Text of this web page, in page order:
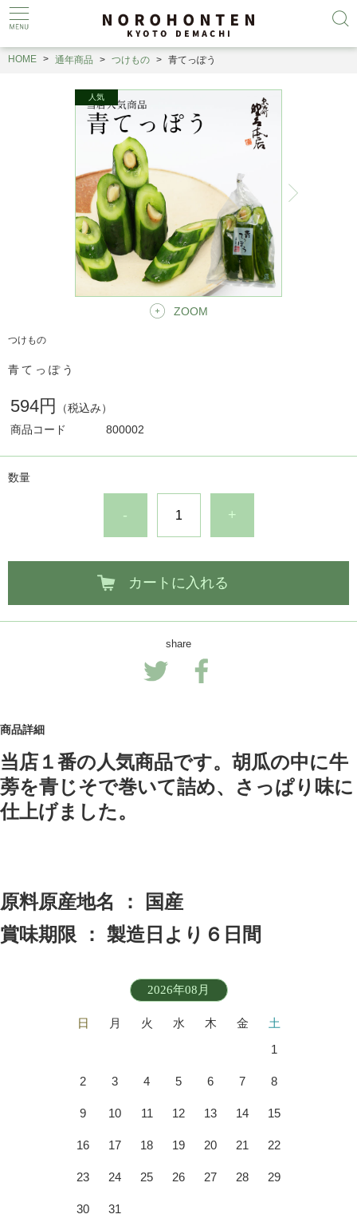
HOME 通年商品 つけもの 青てっぽう
ZOOM
つけもの
青てっぽう
594円
（税込み）
商品コード
800002
数量
- +
カートに入れる
share
商品詳細
当店１番の人気商品です。胡瓜の中に牛
蒡を青じそで巻いて詰め、さっぱり味に
仕上げました。
原料原産地名 ： 国産
賞味期限 ： 製造日より６日間
2026年08月
日 月 火 水 木 金
土
1
2 3 4 5 6 7 8
9 10 11 12 13 14 15
16 17 18 19 20 21 22
23 24 25 26 27 28 29
30 31